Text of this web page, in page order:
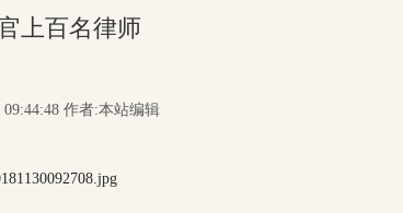
上百名律师
09:44:48 作者:本站编辑